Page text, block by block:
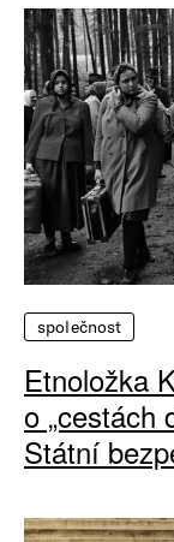
společnost
Etnoložka
o „cestách
Státní